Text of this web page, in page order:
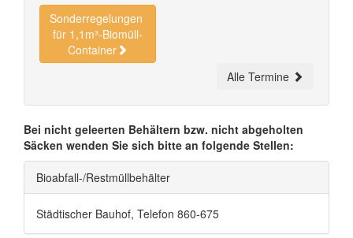
Sonderregelungen
für 1,1m³-Biomüll-
Container
Alle Termine
Bei nicht geleerten Behältern bzw. nicht abgeholten
Säcken wenden Sie sich bitte an folgende Stellen:
Bioabfall-/Restmüllbehälter
Städtischer Bauhof, Telefon 860-675